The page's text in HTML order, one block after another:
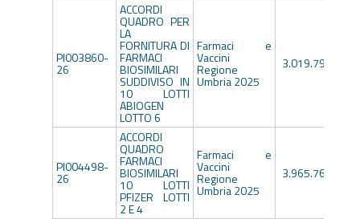
PI003860-
26
ACCORDI
QUADRO PER
LA
FORNITURA DI
FARMACI
BIOSIMILARI
SUDDIVISO IN
10 LOTTI
ABIOGEN
LOTTO 6
Farmaci e
Vaccini
Regione
Umbria 2025
3.019.791,60€
PI004498-
26
ACCORDI
QUADRO
FARMACI
BIOSIMILARI
10 LOTTI
PFIZER LOTTI
2 E 4
Farmaci e
Vaccini
Regione
Umbria 2025
3.965.760,00€